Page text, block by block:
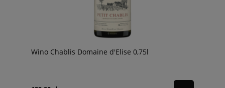
Wino Chablis Domaine d'Elise 0,75l